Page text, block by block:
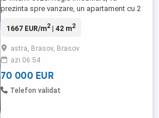
prezinta spre vanzare, un apartament cu 2
Judetean,pe strada Ciprian Porumbescu!
cartier preferat, cu acces rapid la
transport, magazine si spatii verzi. Blocul
este solid, construit ...
1667 EUR/m2| 42 m2
astra, Brasov, Brasov
azi 06:54
70 000 EUR
Telefon validat